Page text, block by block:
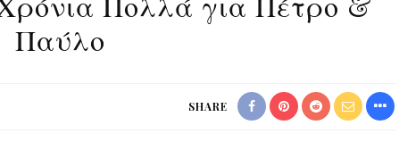
Παύλο
SHARE